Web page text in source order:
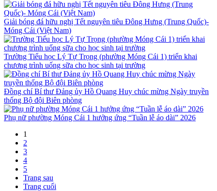
Giải bóng đá hữu nghị Tết nguyên tiêu Đông Hưng (Trung Quốc)-
Móng Cái (Việt Nam)
Trường Tiểu học Lý Tự Trọng (phường Móng Cái 1) triển khai
chương trình uống sữa cho học sinh tại trường
Đồng chí Bí thư Đảng ủy Hồ Quang Huy chúc mừng Ngày truyền
thống Bộ đội Biên phòng
Phụ nữ phường Móng Cái 1 hưởng ứng “Tuần lễ áo dài” 2026
1
2
3
4
5
Trang sau
Trang cuối